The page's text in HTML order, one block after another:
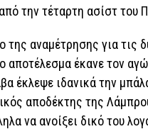
την τέταρτη ασίστ του
της αναμέτρησης για τις
έκανε τον
έκλεψε ιδανικά την
αποδέκτης της
να ανοίξει δικό του